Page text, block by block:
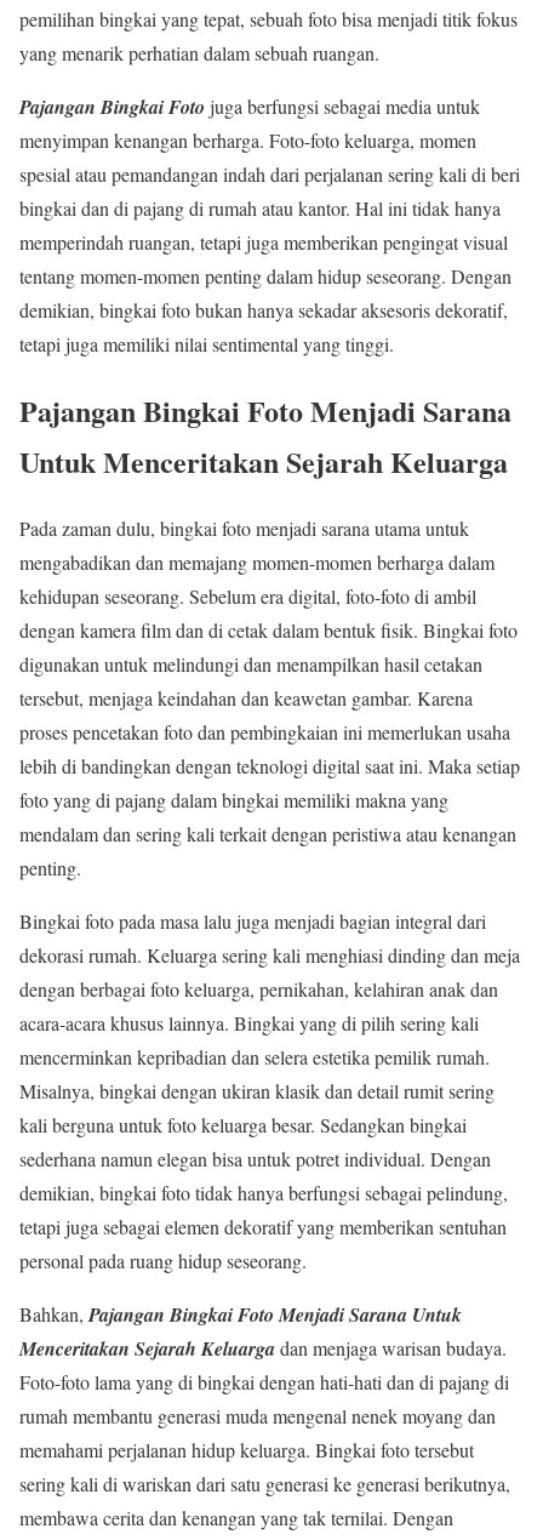
pemilihan bingkai yang tepat, sebuah foto bisa menjadi titik fokus
yang menarik perhatian dalam sebuah ruangan.
Pajangan Bingkai Foto juga berfungsi sebagai media untuk
menyimpan kenangan berharga. Foto-foto keluarga, momen
spesial atau pemandangan indah dari perjalanan sering kali di beri
bingkai dan di pajang di rumah atau kantor. Hal ini tidak hanya
memperindah ruangan, tetapi juga memberikan pengingat visual
tentang momen-momen penting dalam hidup seseorang. Dengan
demikian, bingkai foto bukan hanya sekadar aksesoris dekoratif,
tetapi juga memiliki nilai sentimental yang tinggi.
Pajangan Bingkai Foto Menjadi Sarana
Untuk Menceritakan Sejarah Keluarga
Pada zaman dulu, bingkai foto menjadi sarana utama untuk
mengabadikan dan memajang momen-momen berharga dalam
kehidupan seseorang. Sebelum era digital, foto-foto di ambil
dengan kamera film dan di cetak dalam bentuk fisik. Bingkai foto
digunakan untuk melindungi dan menampilkan hasil cetakan
tersebut, menjaga keindahan dan keawetan gambar. Karena
proses pencetakan foto dan pembingkaian ini memerlukan usaha
lebih di bandingkan dengan teknologi digital saat ini. Maka setiap
foto yang di pajang dalam bingkai memiliki makna yang
mendalam dan sering kali terkait dengan peristiwa atau kenangan
penting.
Bingkai foto pada masa lalu juga menjadi bagian integral dari
dekorasi rumah. Keluarga sering kali menghiasi dinding dan meja
dengan berbagai foto keluarga, pernikahan, kelahiran anak dan
acara-acara khusus lainnya. Bingkai yang di pilih sering kali
mencerminkan kepribadian dan selera estetika pemilik rumah.
Misalnya, bingkai dengan ukiran klasik dan detail rumit sering
kali berguna untuk foto keluarga besar. Sedangkan bingkai
sederhana namun elegan bisa untuk potret individual. Dengan
demikian, bingkai foto tidak hanya berfungsi sebagai pelindung,
tetapi juga sebagai elemen dekoratif yang memberikan sentuhan
personal pada ruang hidup seseorang.
Bahkan, Pajangan Bingkai Foto Menjadi Sarana Untuk
Menceritakan Sejarah Keluargadan menjaga warisan budaya.
Foto-foto lama yang di bingkai dengan hati-hati dan di pajang di
rumah membantu generasi muda mengenal nenek moyang dan
memahami perjalanan hidup keluarga. Bingkai foto tersebut
sering kali di wariskan dari satu generasi ke generasi berikutnya,
membawa cerita dan kenangan yang tak ternilai. Dengan